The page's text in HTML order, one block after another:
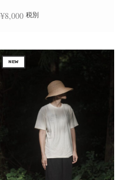
¥8,000 税別
の
商
品
は
複
数
の
バ
エ
ョ
NEW